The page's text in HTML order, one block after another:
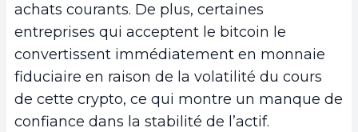
achats courants. De plus, certaines
entreprises qui acceptent le bitcoin le
convertissent immédiatement en monnaie
fiduciaire en raison de la volatilité du cours
de cette crypto, ce qui montre un manque de
confiance dans la stabilité de l’actif.